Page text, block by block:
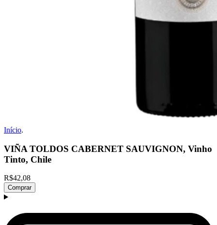
Início.
VIÑA TOLDOS CABERNET SAUVIGNON, Vinho
Tinto, Chile
R$42,08
Comprar